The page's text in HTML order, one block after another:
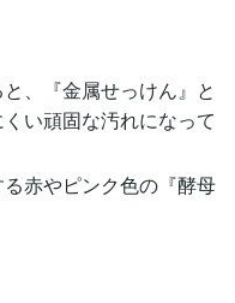
、『金属せっけん』と
い頑固な汚れになって
赤やピンク色の『酵母